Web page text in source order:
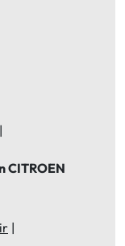
CITROEN